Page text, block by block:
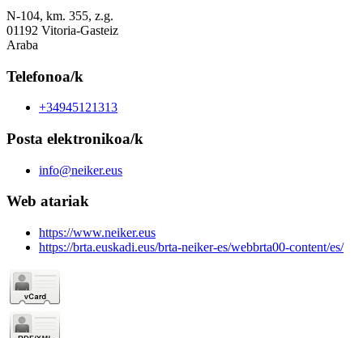
N-104, km. 355, z.g.
01192 Vitoria-Gasteiz
Araba
Telefonoa/k
+34945121313
Posta elektronikoa/k
info@neiker.eus
Web atariak
https://www.neiker.eus
https://brta.euskadi.eus/brta-neiker-es/webbrta00-content/es/